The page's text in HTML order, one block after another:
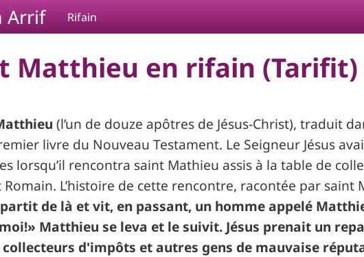
Arrif Rifain
Matthieu en rifain (Tarifit)
(l’un de douze apôtres de Jésus-Christ), traduit
livre du Nouveau Testament. Le Seigneur Jésus
lorsqu’il rencontra saint Mathieu assis à la table de
L’histoire de cette rencontre, racontée par saint
partit de là et vit, en passant, un homme appelé
Matthieu se leva et le suivit. Jésus prenait un
d'impôts et autres gens de mauvaise